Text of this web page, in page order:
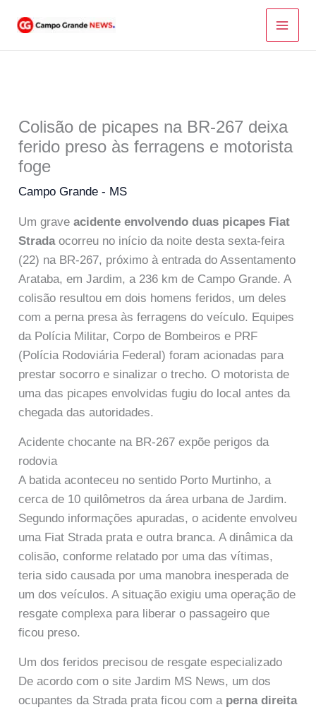
para
Colisão de picapes na BR-267 deixa
ferido preso às ferragens e motorista
foge
Campo Grande - MS
Um graveacidente envolvendo duas picapes Fiat
Stradaocorreu no início da noite desta sexta-feira
(22) na BR-267, próximo à entrada do Assentamento
Arataba, em Jardim, a 236 km de Campo Grande. A
colisão resultou em dois homens feridos, um deles
com a perna presa às ferragens do veículo. Equipes
da Polícia Militar, Corpo de Bombeiros e PRF
(Polícia Rodoviária Federal) foram acionadas para
prestar socorro e sinalizar o trecho. O motorista de
uma das picapes envolvidas fugiu do local antes da
chegada das autoridades.
Acidente chocante na BR-267 expõe perigos da
rodovia
A batida aconteceu no sentido Porto Murtinho, a
cerca de 10 quilômetros da área urbana de Jardim.
Segundo informações apuradas, o acidente envolveu
uma Fiat Strada prata e outra branca. A dinâmica da
colisão, conforme relatado por uma das vítimas,
teria sido causada por uma manobra inesperada de
um dos veículos. A situação exigiu uma operação de
resgate complexa para liberar o passageiro que
ficou preso.
Um dos feridos precisou de resgate especializado
De acordo com o site Jardim MS News, um dos
ocupantes da Strada prata ficou com a perna direita